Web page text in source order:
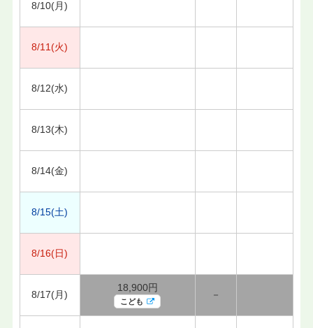
8/10(月)
8/11(火)
8/12(水)
8/13(木)
8/14(金)
8/15(土)
8/16(日)
8/17(月)
18,900円
こども
－